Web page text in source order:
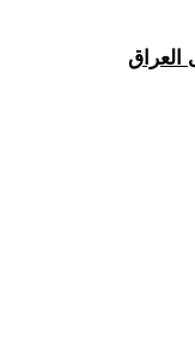
العراق